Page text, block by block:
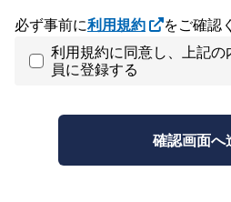
必ず事前に利用規約
をご確認
利用規約に同意し、上記
員に登録する